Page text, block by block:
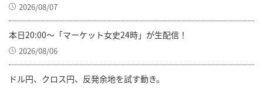
2026/08/07
本日20:00～「マーケット女史24時」が生配信！
2026/08/06
ドル円、クロス円、反発余地を試す動き。